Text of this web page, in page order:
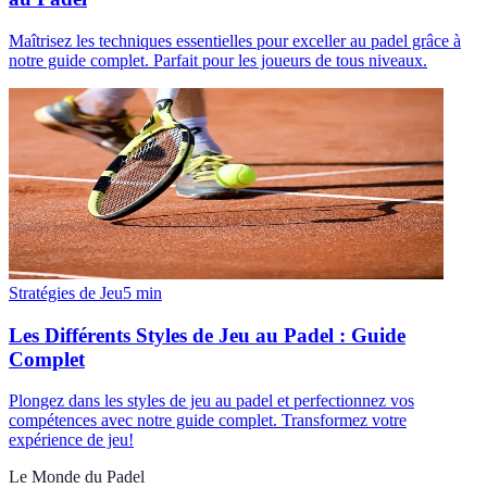
Maîtrisez les techniques essentielles pour exceller au padel grâce à
notre guide complet. Parfait pour les joueurs de tous niveaux.
Stratégies de Jeu5 min
Les Différents Styles de Jeu au Padel : Guide
Complet
Plongez dans les styles de jeu au padel et perfectionnez vos
compétences avec notre guide complet. Transformez votre
expérience de jeu!
Le Monde du Padel